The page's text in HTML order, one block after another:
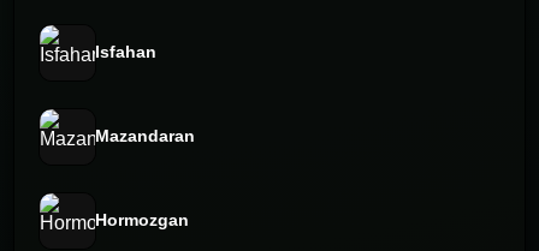
Isfahan
Mazandaran
Hormozgan